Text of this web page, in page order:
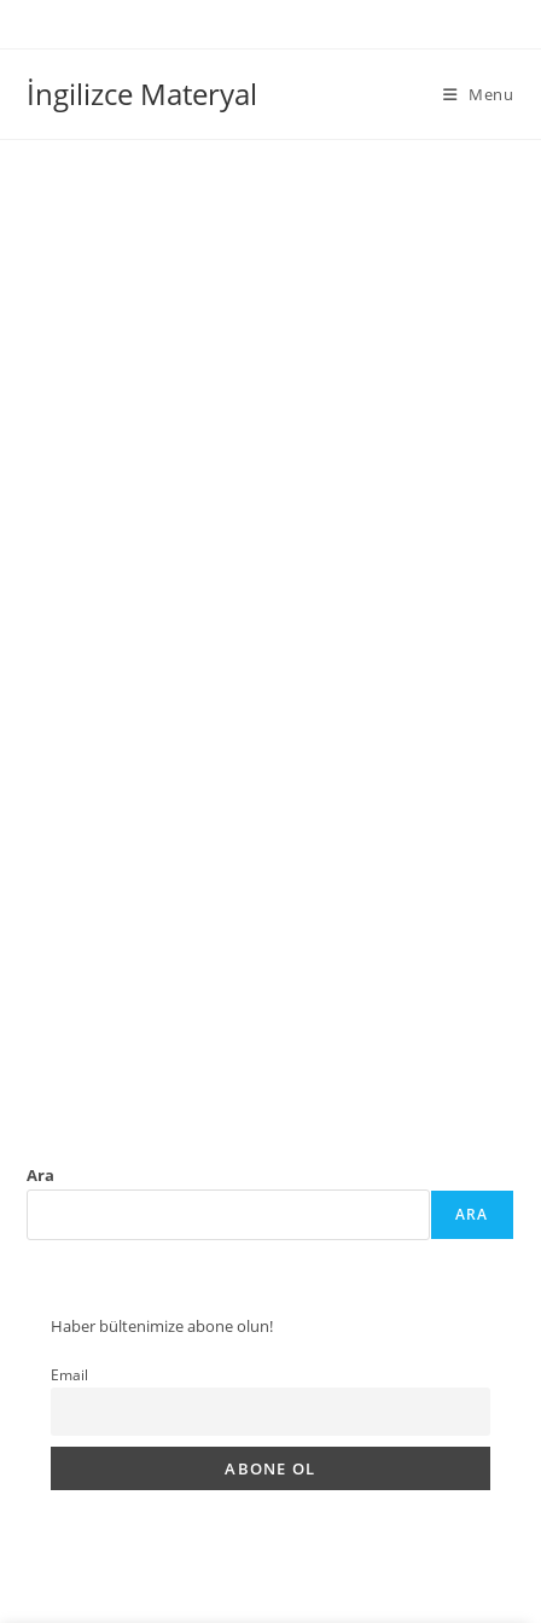
İngilizce Materyal Menu
Ara
ARA
Haber bültenimize abone olun!
Email